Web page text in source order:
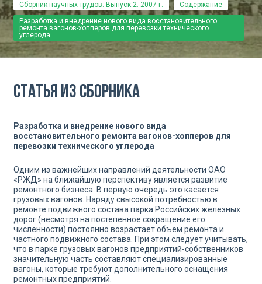
Сборник научных трудов. Выпуск 2. 2007 г.
Содержание
Разработка и внедрение нового вида восстановительного
ремонта вагонов-хопперов для перевозки технического
углерода
Статья из сборника
Разработка и внедрение нового вида
восстановительного ремонта вагонов-хопперов для
перевозки технического углерода
Одним из важнейших направлений деятельности ОАО
«РЖД» на ближайшую перспективу является развитие
ремонтного биз­неса. В первую очередь это касается
грузовых вагонов. Наряду свысокой потребностью в
ремонте подвижного состава парка Российских железных
дорог (несмотря на постепенное сокра­щение его
численности) постоянно возрастает объем ремонта и
частного подвижного состава. При этом следует учитывать,
что в парке грузовых вагонов предприятий-собственников
значитель­ную часть составляют специализированные
вагоны, которые тре­буют дополнительного оснащения
ремонтных предприятий.